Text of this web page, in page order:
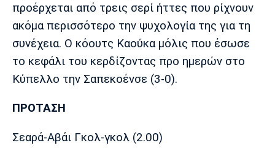
Μάντσεστερ
Γιουνάιτεντ
Τσέλσι Άρσεναλ
Λίβερπουλ
Μάντσεστερ
Γιουβέντους
προέρχεται από τρεις σερί ήττες που ρίχνουν
ακόμα περισσότερο την ψυχολογία της για τη
συνέχεια. Ο κόουτς Καούκα μόλις που έσωσε
το κεφάλι του κερδίζοντας προ ημερών στο
Κύπελλο την Σαπεκοένσε (3-0).
ΠΡΟΤΑΣΗ
Σεαρά-Αβάι Γκολ-γκολ (2.00)